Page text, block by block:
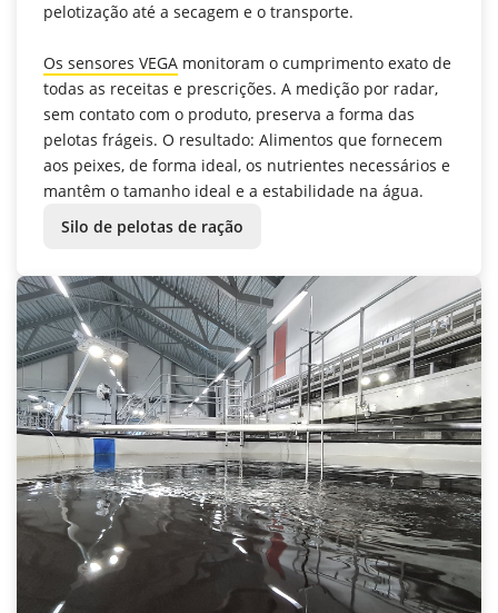
pelotização até a secagem e o transporte.
Os sensores VEGA monitoram o cumprimento exato de
todas as receitas e prescrições. A medição por radar,
sem contato com o produto, preserva a forma das
pelotas frágeis. O resultado: Alimentos que fornecem
aos peixes, de forma ideal, os nutrientes necessários e
mantêm o tamanho ideal e a estabilidade na água.
Silo de pelotas de ração